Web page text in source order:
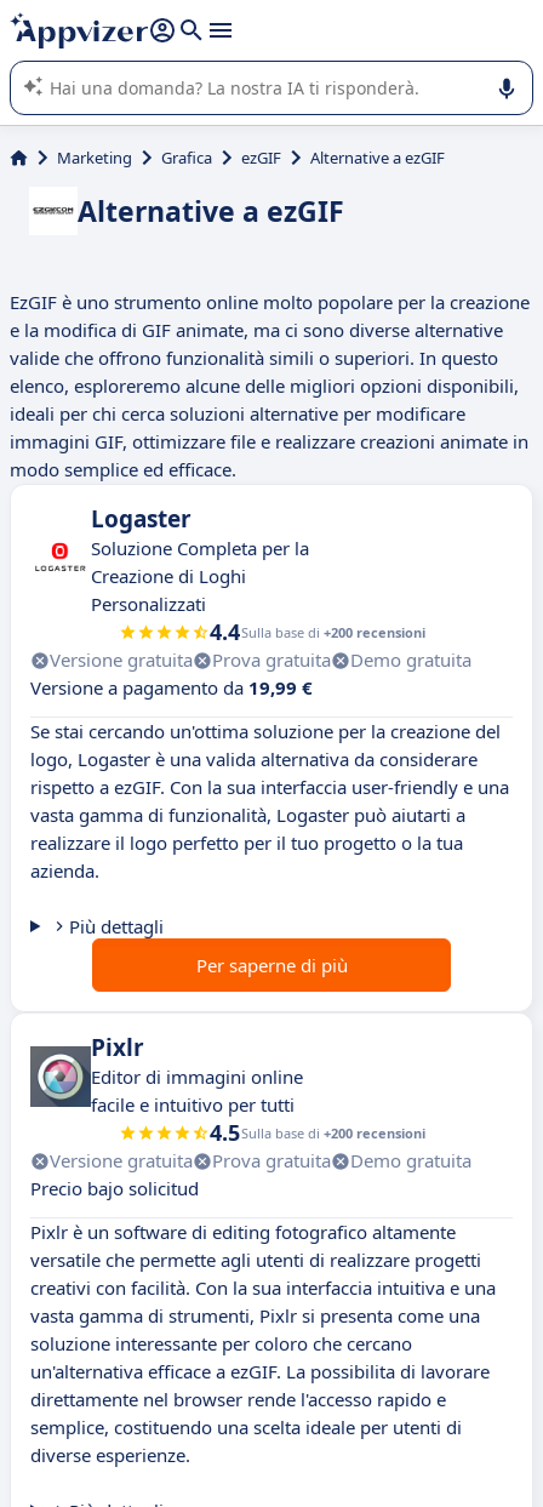
righe con
shift + enter
L'IA di Appvizer vi guida nell'utilizzo o nella scelta di un
software SaaS per la vostra azienda.
Marketing Grafica ezGIF Alternative a ezGIF
Alternative a ezGIF
EzGIF è uno strumento online molto popolare per la creazione
e la modifica di GIF animate, ma ci sono diverse alternative
valide che offrono funzionalità simili o superiori. In questo
elenco, esploreremo alcune delle migliori opzioni disponibili,
ideali per chi cerca soluzioni alternative per modificare
immagini GIF, ottimizzare file e realizzare creazioni animate in
modo semplice ed efficace.
Logaster
Soluzione Completa per la
Creazione di Loghi
Personalizzati
4.4Sulla base di +200 recensioni
Versione gratuita Prova gratuita
Demo gratuita
Versione a pagamento da 19,99 €
Se stai cercando un'ottima soluzione per la creazione del
logo, Logaster è una valida alternativa da considerare
rispetto a ezGIF. Con la sua interfaccia user-friendly e una
vasta gamma di funzionalità, Logaster può aiutarti a
realizzare il logo perfetto per il tuo progetto o la tua
azienda.
Più dettagli
Per saperne di più
Pixlr
Editor di immagini online
facile e intuitivo per tutti
4.5Sulla base di +200 recensioni
Versione gratuita Prova gratuita
Demo gratuita
Precio bajo solicitud
Pixlr è un software di editing fotografico altamente
versatile che permette agli utenti di realizzare progetti
creativi con facilità. Con la sua interfaccia intuitiva e una
vasta gamma di strumenti, Pixlr si presenta come una
soluzione interessante per coloro che cercano
un'alternativa efficace a ezGIF. La possibilita di lavorare
direttamente nel browser rende l'accesso rapido e
semplice, costituendo una scelta ideale per utenti di
diverse esperienze.